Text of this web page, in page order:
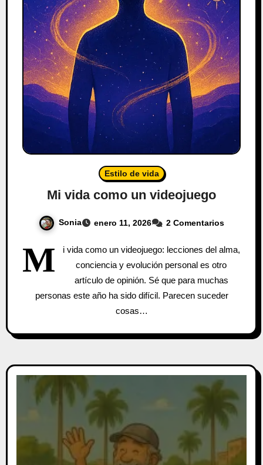
Estilo de vida
Mi vida como un videojuego
Sonia enero 11, 2026 2 Comentarios
M
i vida como un videojuego: lecciones del alma,
conciencia y evolución personal es otro
artículo de opinión. Sé que para muchas
personas este año ha sido difícil. Parecen suceder
cosas…